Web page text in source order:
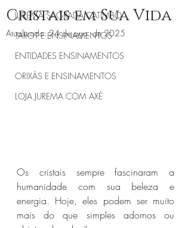
JUREMA SAGRADA CATIMBÓ
TAROT E ENSINAMENTOS
ENTIDADES ENSINAMENTOS
ORIXÁS E ENSINAMENTOS
LOJA JUREMA COM AXÉ
Cristais em Sua Vida
Atualizado:24 de ago. de 2025
Os cristais sempre fascinaram a
humanidade com sua beleza e
energia. Hoje, eles podem ser muito
mais do que simples adornos ou